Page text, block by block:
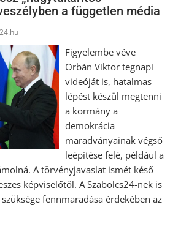
a független média
Figyelembe véve
Orbán Viktor tegnapi
videóját is, hatalmas
lépést készül megtenni
a kormány a
demokrácia
maradványainak végső
leépítése felé, például a
A törvényjavaslat ismét késő
képviselőtől. A Szabolcs24-nek is
fennmaradása érdekében az